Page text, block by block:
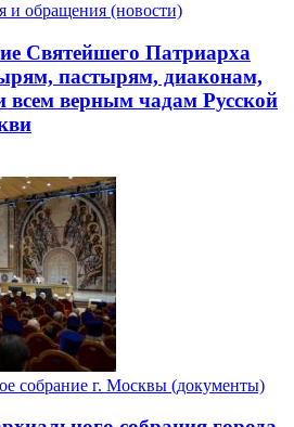
и обращения (новости)
Святейшего Патриарха
пастырям, диаконам,
верным чадам Русской
собрание г. Москвы (документы)